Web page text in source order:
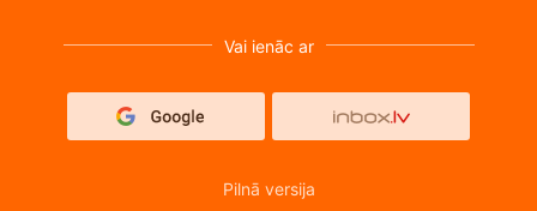
Vai ienāc ar
Pilnā versija